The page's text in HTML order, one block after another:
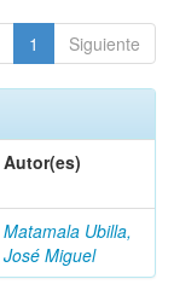
1 Siguiente
Autor(es)
Matamala Ubilla,
José Miguel